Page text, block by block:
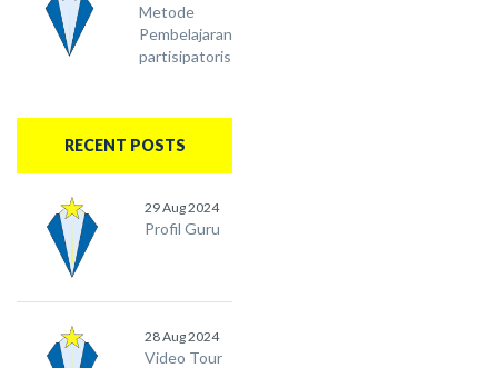
Metode
Pembelajaran
partisipatoris
RECENT POSTS
29 Aug 2024
Profil Guru
28 Aug 2024
Video Tour